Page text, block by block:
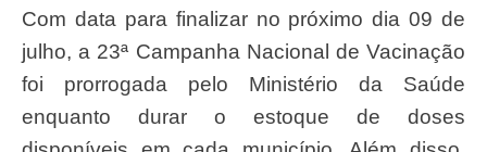
Com data para finalizar no próximo dia 09 de
julho, a 23ª Campanha Nacional de Vacinação
foi prorrogada pelo Ministério da Saúde
enquanto durar o estoque de doses